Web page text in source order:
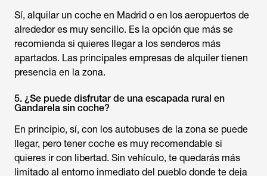
Sí, alquilar un coche en Madrid o en los aeropuertos de
alrededor es muy sencillo. Es la opción que más se
recomienda si quieres llegar a los senderos más
apartados. Las principales empresas de alquiler tienen
presencia en la zona.
5. ¿Se puede disfrutar de una escapada rural en
Gandarela sin coche?
En principio, sí, con los autobuses de la zona se puede
llegar, pero tener coche es muy recomendable si
quieres ir con libertad. Sin vehículo, te quedarás más
limitado al entorno inmediato del pueblo donde te deja